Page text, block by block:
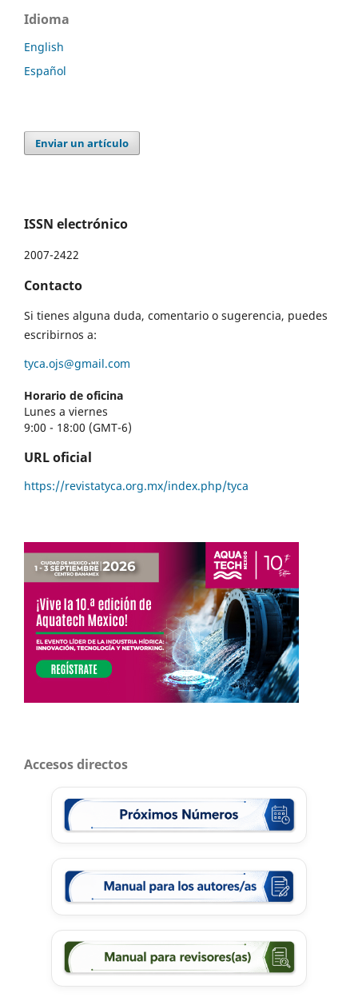
Idioma
English
Español
Enviar un artículo
ISSN electrónico
2007-2422
Contacto
Si tienes alguna duda, comentario o sugerencia, puedes
escribirnos a:
tyca.ojs@gmail.com
Horario de oficina
Lunes a viernes
9:00 - 18:00 (GMT-6)
URL oficial
https://revistatyca.org.mx/index.php/tyca
Accesos directos